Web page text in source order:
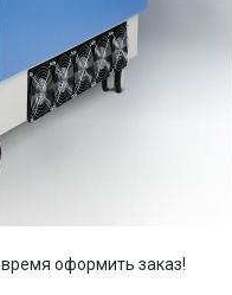
оформить заказ!